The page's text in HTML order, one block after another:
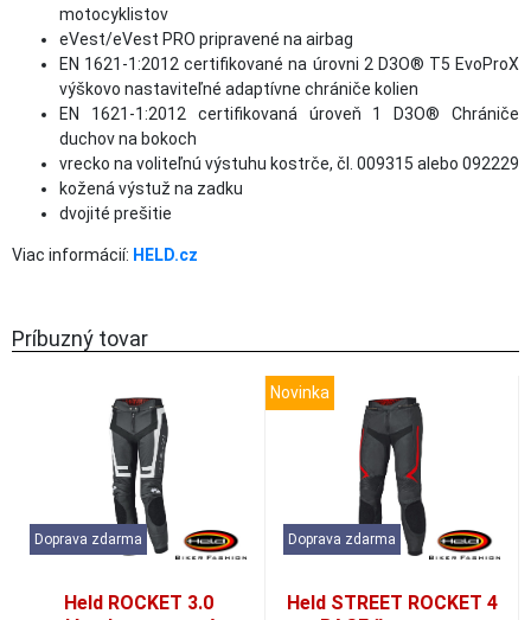
motocyklistov
eVest/eVest PRO pripravené na airbag
EN 1621-1:2012 certifikované na úrovni 2 D3O® T5 EvoProX
výškovo nastaviteľné adaptívne chrániče kolien
EN 1621-1:2012 certifikovaná úroveň 1 D3O® Chrániče
duchov na bokoch
vrecko na voliteľnú výstuhu kostrče, čl. 009315 alebo 092229
kožená výstuž na zadku
dvojité prešitie
Viac informácií: HELD.cz
Príbuzný tovar
Doprava zdarma
Held ROCKET 3.0
Novinka
Doprava zdarma
Held STREET ROCKET 4